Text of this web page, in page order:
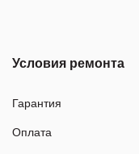
Условия ремонта
Гарантия
Оплата